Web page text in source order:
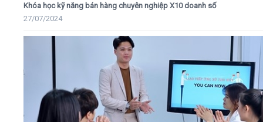
Khóa học kỹ năng bán hàng chuyên nghiệp X10 doanh số
27/07/2024